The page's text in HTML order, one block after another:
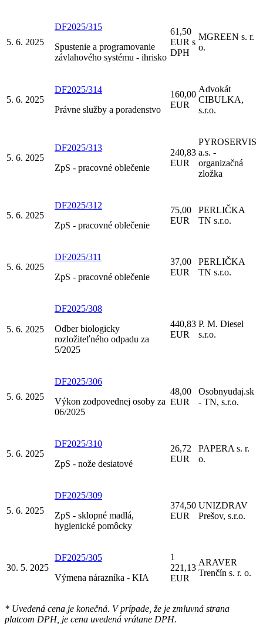
5. 6. 2025
DF2025/315
Spustenie a programovanie
závlahového systému - ihrisko
61,50
EUR s
DPH
MGREEN s. r.
o.
5. 6. 2025
DF2025/314
Právne služby a poradenstvo
160,00
EUR
Advokát
CIBULKA,
s.r.o.
5. 6. 2025
DF2025/313
ZpS - pracovné oblečenie
240,83
EUR
PYROSERVIS
a.s. -
organizačná
zložka
5. 6. 2025
DF2025/312
ZpS - pracovné oblečenie
75,00
EUR
PERLIČKA
TN s.r.o.
5. 6. 2025
DF2025/311
ZpS - pracovné oblečenie
37,00
EUR
PERLIČKA
TN s.r.o.
5. 6. 2025
DF2025/308
Odber biologicky
rozložiteľného odpadu za
5/2025
440,83
EUR
P. M. Diesel
s.r.o.
5. 6. 2025
DF2025/306
Výkon zodpovednej osoby za
06/2025
48,00
EUR
Osobnyudaj.sk
- TN, s.r.o.
5. 6. 2025
DF2025/310
ZpS - nože desiatové
26,72
EUR
PAPERA s. r.
o.
5. 6. 2025
DF2025/309
ZpS - sklopné madlá,
hygienické pomôcky
374,50
EUR
UNIZDRAV
Prešov, s.r.o.
30. 5. 2025
DF2025/305
Výmena nárazníka - KIA
1
221,13
EUR
ARAVER
Trenčín s. r. o.
* Uvedená cena je konečná. V prípade, že je zmluvná strana
platcom DPH, je cena uvedená vrátane DPH.